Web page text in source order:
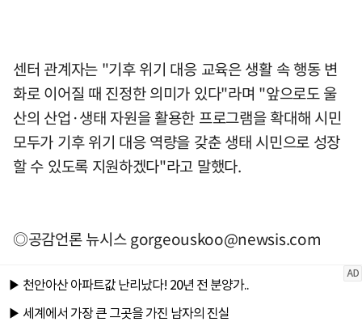
센터 관계자는 "기후 위기 대응 교육은 생활 속 행동 변
화로 이어질 때 진정한 의미가 있다"라며 "앞으로도 울
산의 산업·생태 자원을 활용한 프로그램을 확대해 시민
모두가 기후 위기 대응 역량을 갖춘 생태 시민으로 성장
할 수 있도록 지원하겠다"라고 말했다.
◎공감언론 뉴시스gorgeouskoo@newsis.com